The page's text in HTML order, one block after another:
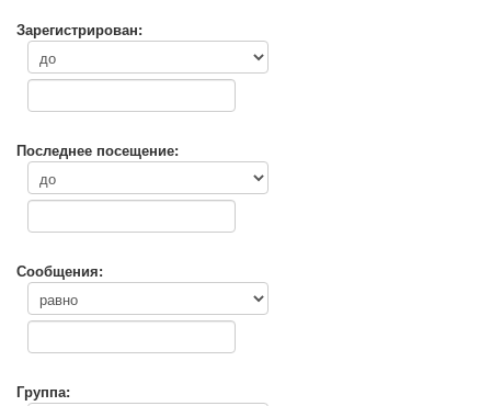
Зарегистрирован:
Последнее посещение:
Сообщения:
Группа: